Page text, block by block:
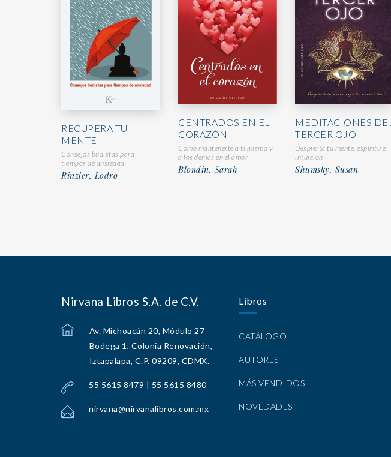
RECUPERA TU
MENTE
Consejos budistas para
tiempos de ansiedad
Rinzler, Lodro
CENTRADOS EN EL
CORAZÓN
Cómo mantenerte a ti mismo y
a los demás en el amor
Blondin, Sarah
MEDITACIONES DEL
TERCER OJO
Despierta tu mente, espíritu e
intuición
Shumsky, Susan
Nirvana Libros S.A. de C.V.
Av. Michoacán 20, Módulo 27
Bodega 1, Colonia Renovación,
Iztapalapa, C.P. 09209, CDMX.
55 5615 8479 | 55 5615 8480
nirvana@nirvanalibros.com.mx
Libros
CATÁLOGO
AUTORES
MÁS VENDIDOS
NOVEDADES